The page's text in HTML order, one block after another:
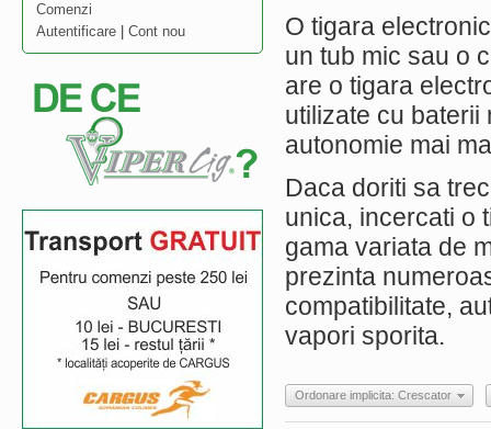
Comenzi
Autentificare
Cont nou
O tigara
un tub mic sau o
are o tigara
utilizate cu baterii
autonomie mai
Daca doriti sa
unica, incercati o
gama variata de
prezinta
compatibilitate,
vapori sporita.
Ordonare implicita: Crescator